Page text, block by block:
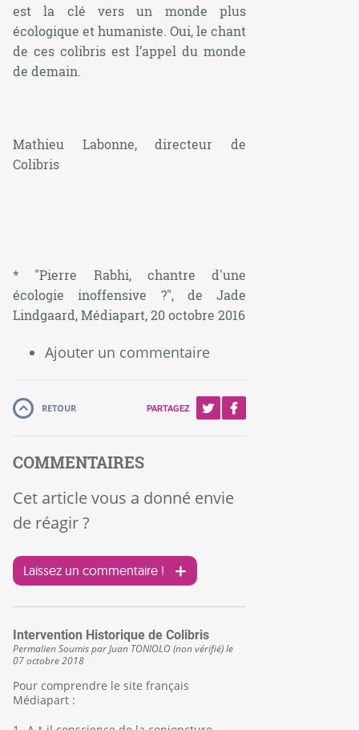
est la clé vers un monde plus
écologique et humaniste. Oui, le chant
de ces colibris est l’appel du monde
de demain.
Mathieu Labonne, directeur de
Colibris
* "Pierre Rabhi, chantre d'une
écologie inoffensive ?", de Jade
Lindgaard, Médiapart, 20 octobre 2016
Ajouter un commentaire
RETOUR PARTAGEZ
COMMENTAIRES
Cet article vous a donné envie
de réagir ?
Laissez un commentaire !
Intervention Historique de Colibris
PermalienSoumis parJuan TONIOLO (non vérifié)le
07 octobre 2018
Pour comprendre le site français
Médiapart :